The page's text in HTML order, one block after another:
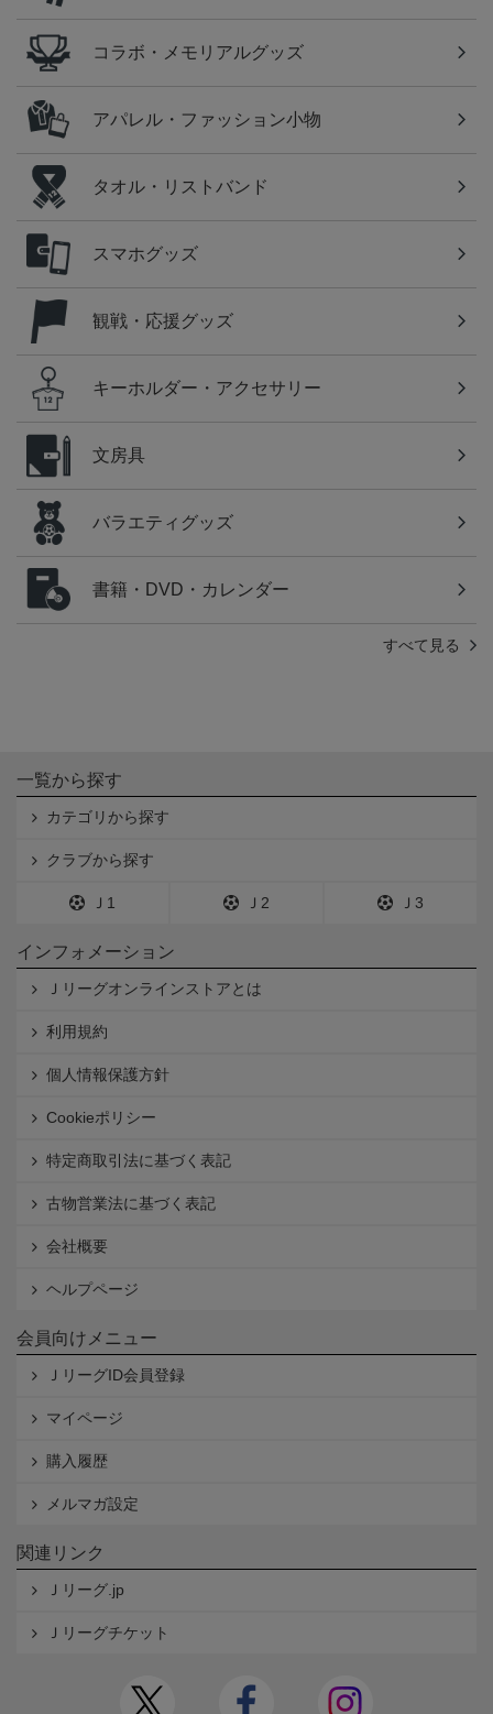
コラボ・メモリアルグッズ
アパレル・ファッション小物
タオル・リストバンド
スマホグッズ
観戦・応援グッズ
キーホルダー・アクセサリー
文房具
バラエティグッズ
書籍・DVD・カレンダー
すべて見る
一覧から探す
カテゴリから探す
クラブから探す
Ｊ1 Ｊ2 Ｊ3
インフォメーション
Ｊリーグオンラインストアとは
利用規約
個人情報保護方針
Cookieポリシー
特定商取引法に基づく表記
古物営業法に基づく表記
会社概要
ヘルプページ
会員向けメニュー
ＪリーグID会員登録
マイページ
購入履歴
メルマガ設定
関連リンク
Ｊリーグ.jp
Ｊリーグチケット